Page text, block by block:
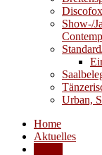
Discofox
Show-/
Urban,
Home
Aktuelles